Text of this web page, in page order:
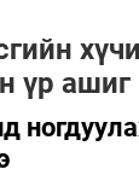
үр ашиг